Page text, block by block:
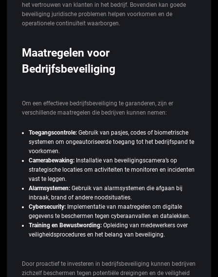
het vertrouwen van klanten in het bedrijf. Bovendien kan goede
beveiliging juridische problemen helpen voorkomen en de
operationele continuïteit waarborgen.
Maatregelen voor
Bedrijfsbeveiliging
Om een effectieve bedrijfsbeveiliging te garanderen, zijn er
verschillende maatregelen die bedrijven kunnen nemen:
Toegangscontrole:Gebruik van pasjes, codes of biometrische
systemen om ongeautoriseerde toegang tot het bedrijfspand te
voorkomen.
Camerabewaking:Installatie van beveiligingscamera’s op
strategische locaties om activiteiten te monitoren en incidenten
vast te leggen.
Alarmsystemen:Gebruik van alarmsystemen die afgaan bij
inbraak, brand of andere noodsituaties.
Cybersecurity:Implementatie van maatregelen om digitale
gegevens te beschermen tegen cyberaanvallen en datalekken.
Training en Bewustwording:Opleiding van medewerkers over
veiligheidsprocedures en het belang van beveiliging.
Door proactief te investeren in bedrijfsbeveiliging kunnen bedrijven
zichzelf beschermen tegen potentiële dreigingen en de veiligheid